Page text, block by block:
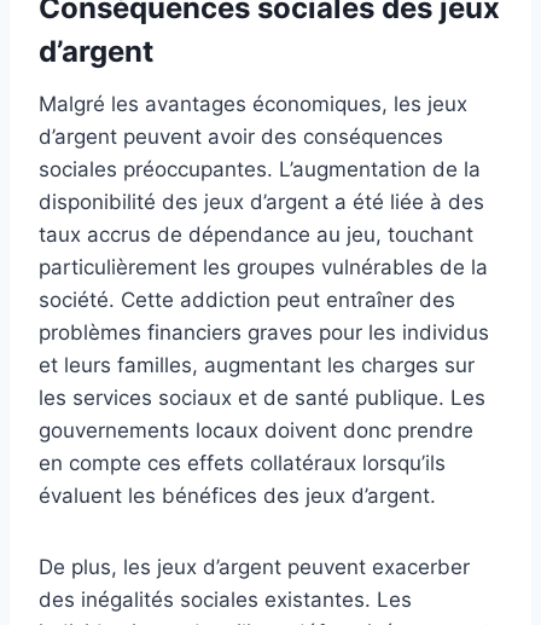
Conséquences sociales des jeux
d’argent
Malgré les avantages économiques, les jeux
d’argent peuvent avoir des conséquences
sociales préoccupantes. L’augmentation de la
disponibilité des jeux d’argent a été liée à des
taux accrus de dépendance au jeu, touchant
particulièrement les groupes vulnérables de la
société. Cette addiction peut entraîner des
problèmes financiers graves pour les individus
et leurs familles, augmentant les charges sur
les services sociaux et de santé publique. Les
gouvernements locaux doivent donc prendre
en compte ces effets collatéraux lorsqu’ils
évaluent les bénéfices des jeux d’argent.
De plus, les jeux d’argent peuvent exacerber
des inégalités sociales existantes. Les